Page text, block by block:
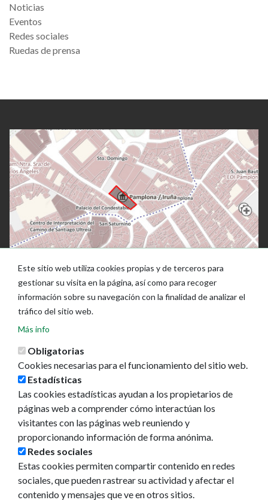
Noticias
Eventos
Redes sociales
Ruedas de prensa
Ayuntamiento de Pamplona
Plaza Consistorial, s/n
31001 - Pamplona
948 420 100
pamplona@pamplona.es
Footer
Aviso legal
Este sitio web utiliza cookies propias y de terceros para
gestionar su visita en la página, así como para recoger
información sobre su navegación con la finalidad de analizar el
tráfico del sitio web.
Más info
Obligatorias
Cookies necesarias para el funcionamiento del sitio web.
Estadísticas
Las cookies estadísticas ayudan a los propietarios de
páginas web a comprender cómo interactúan los
visitantes con las páginas web reuniendo y
proporcionando información de forma anónima.
Redes sociales
Estas cookies permiten compartir contenido en redes
sociales, que pueden rastrear su actividad y afectar el
contenido y mensajes que ve en otros sitios.